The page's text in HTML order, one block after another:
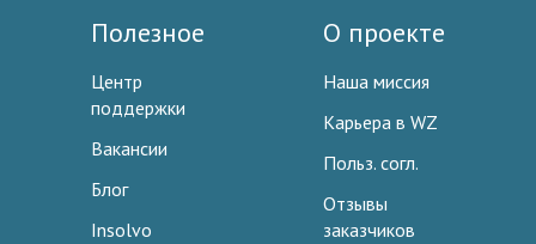
Полезное
Центр
поддержки
Вакансии
Блог
Insolvo
О проекте
Наша миссия
Карьера в WZ
Польз. согл.
Отзывы
заказчиков